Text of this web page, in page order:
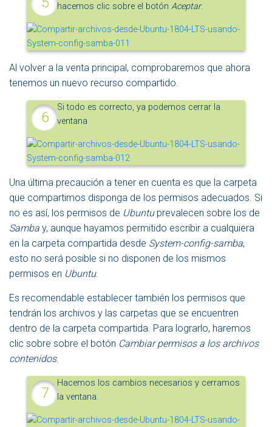
hacemos clic sobre el botónAceptar.
Al volver a la venta principal, comprobaremos que ahora
tenemos un nuevo recurso compartido.
Si todo es correcto, ya podemos cerrar la
ventana
Una última precaución a tener en cuenta es que la carpeta
que compartimos disponga de los permisos adecuados. Si
no es así, los permisos de Ubuntuprevalecen sobre los de
Samba y, aunque hayamos permitido escribir a cualquiera
en la carpeta compartida desde System-config-samba,
esto no será posible si no disponen de los mismos
permisos en Ubuntu.
Es recomendable establecer también los permisos que
tendrán los archivos y las carpetas que se encuentren
dentro de la carpeta compartida. Para lograrlo, haremos
clic sobre sobre el botón Cambiar permisos a los archivos
contenidos.
Hacemos los cambios necesarios y cerramos
la ventana.